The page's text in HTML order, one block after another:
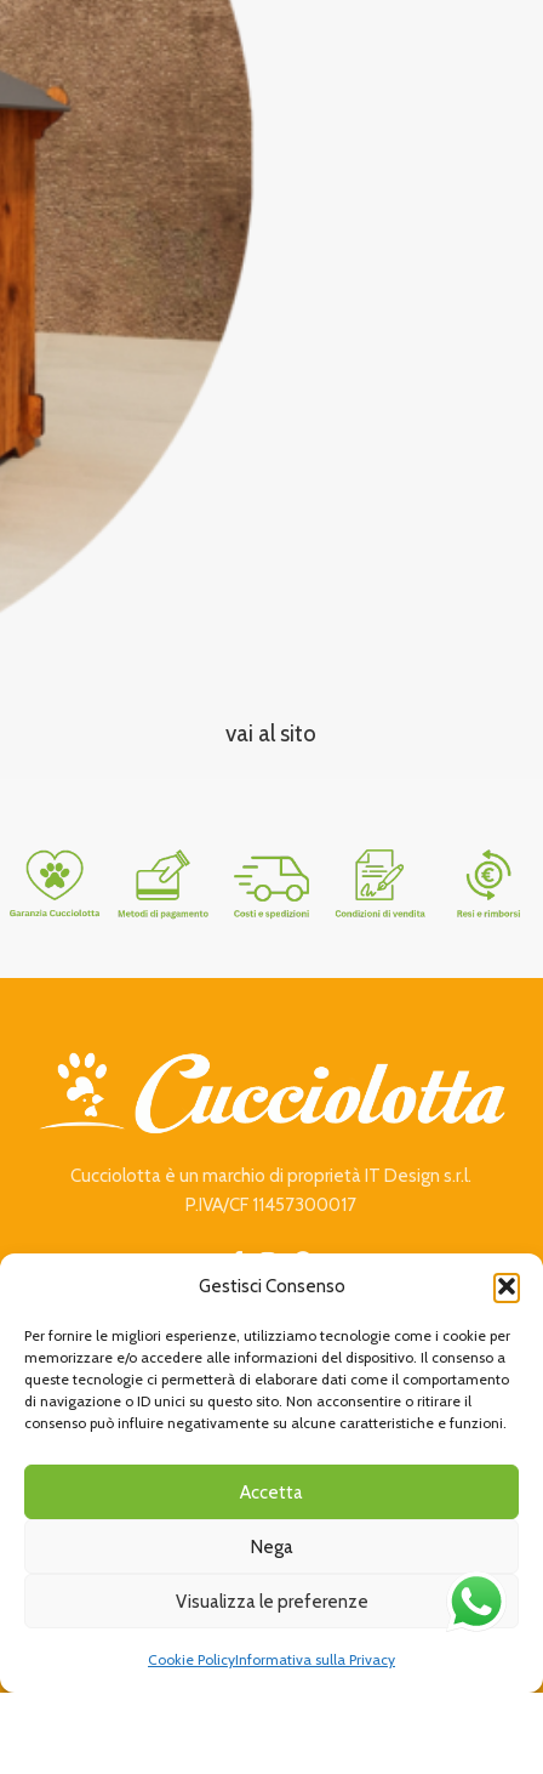
Gestisci Consenso
Per fornire le migliori esperienze, utilizziamo tecnologie come i cookie per
memorizzare e/o accedere alle informazioni del dispositivo. Il consenso a
queste tecnologie ci permetterà di elaborare dati come il comportamento
di navigazione o ID unici su questo sito. Non acconsentire o ritirare il
consenso può influire negativamente su alcune caratteristiche e funzioni.
Accetta
Nega
Visualizza le preferenze
Cookie PolicyInformativa sulla Privacy
vai al sito
Cucciolotta è un marchio di proprietà IT Design s.r.l.
P.IVA/CF 11457300017
info@cucciolotta.com
Telefono
Via Caduti sul Lavoro, 6, 10094 Giaveno TO